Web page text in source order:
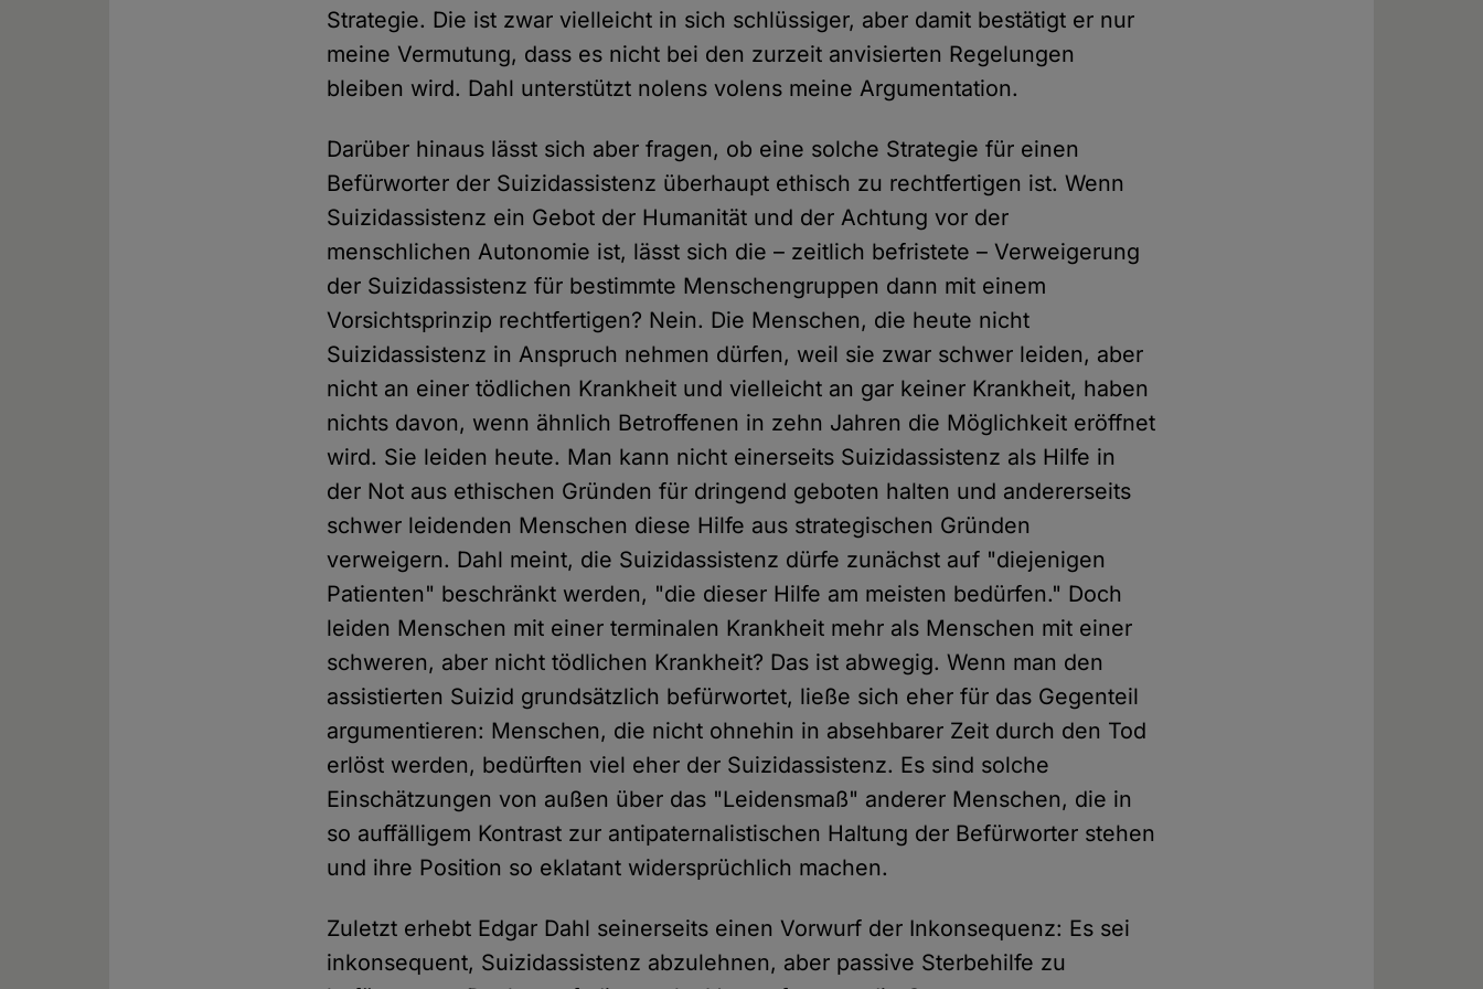
Strategie. Die ist zwar vielleicht in sich schlüssiger, aber damit bestätigt er nur
meine Vermutung, dass es nicht bei den zurzeit anvisierten Regelungen
bleiben wird. Dahl unterstützt nolens volens meine Argumentation.
Darüber hinaus lässt sich aber fragen, ob eine solche Strategie für einen
Befürworter der Suizidassistenz überhaupt ethisch zu rechtfertigen ist. Wenn
Suizidassistenz ein Gebot der Humanität und der Achtung vor der
menschlichen Autonomie ist, lässt sich die – zeitlich befristete – Verweigerung
der Suizidassistenz für bestimmte Menschengruppen dann mit einem
Vorsichtsprinzip rechtfertigen? Nein. Die Menschen, die heute nicht
Suizidassistenz in Anspruch nehmen dürfen, weil sie zwar schwer leiden, aber
nicht an einer tödlichen Krankheit und vielleicht an gar keiner Krankheit, haben
nichts davon, wenn ähnlich Betroffenen in zehn Jahren die Möglichkeit eröffnet
wird. Sie leiden heute. Man kann nicht einerseits Suizidassistenz als Hilfe in
der Not aus ethischen Gründen für dringend geboten halten und andererseits
schwer leidenden Menschen diese Hilfe aus strategischen Gründen
verweigern. Dahl meint, die Suizidassistenz dürfe zunächst auf "diejenigen
Patienten" beschränkt werden, "die dieser Hilfe am meisten bedürfen." Doch
leiden Menschen mit einer terminalen Krankheit mehr als Menschen mit einer
schweren, aber nicht tödlichen Krankheit? Das ist abwegig. Wenn man den
assistierten Suizid grundsätzlich befürwortet, ließe sich eher für das Gegenteil
argumentieren: Menschen, die nicht ohnehin in absehbarer Zeit durch den Tod
erlöst werden, bedürften viel eher der Suizidassistenz. Es sind solche
Einschätzungen von außen über das "Leidensmaß" anderer Menschen, die in
so auffälligem Kontrast zur antipaternalistischen Haltung der Befürworter stehen
und ihre Position so eklatant widersprüchlich machen.
Zuletzt erhebt Edgar Dahl seinerseits einen Vorwurf der Inkonsequenz: Es sei
inkonsequent, Suizidassistenz abzulehnen, aber passive Sterbehilfe zu